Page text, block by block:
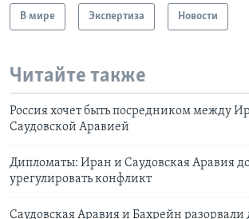
В мире Экспертиза Новости
Читайте также
Россия хочет быть посредником между
Саудовской Аравией
Дипломаты: Иран и Саудовская Аравия
урегулировать конфликт
Саудовская Аравия и Бахрейн